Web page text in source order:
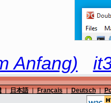
Anfang)
| 日本語 | Français | Deutsch |